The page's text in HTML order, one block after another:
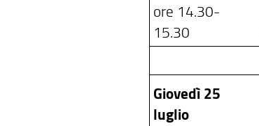
ore 14.30-
15.30
Giovedì 25
luglio